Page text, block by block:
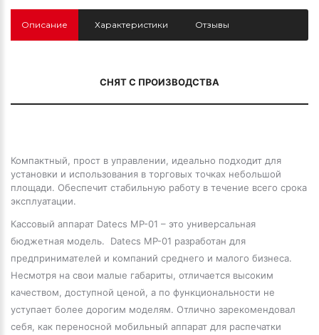
Описание Характеристики Отзывы
СНЯТ С ПРОИЗВОДСТВА
Компактный, прост в управлении, идеально подходит для
установки и использования в торговых точках небольшой
площади. Обеспечит стабильную работу в течение всего срока
эксплуатации.
Кассовый аппарат Datecs MP-01 – это универсальная
бюджетная модель. Datecs MP-01 разработан для
предпринимателей и компаний среднего и малого бизнеса.
Несмотря на свои малые габариты, отличается высоким
качеством, доступной ценой, а по функциональности не
уступает более дорогим моделям. Отлично зарекомендовал
себя, как переносной мобильный аппарат для распечатки